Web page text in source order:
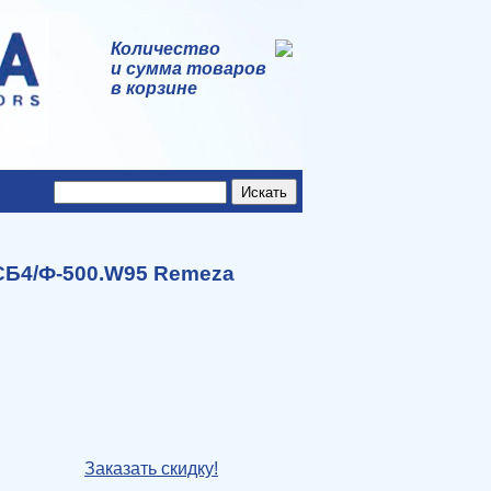
Количество
и сумма товаров
в корзине
Ф-500.W95 Remeza
Заказать скидку!